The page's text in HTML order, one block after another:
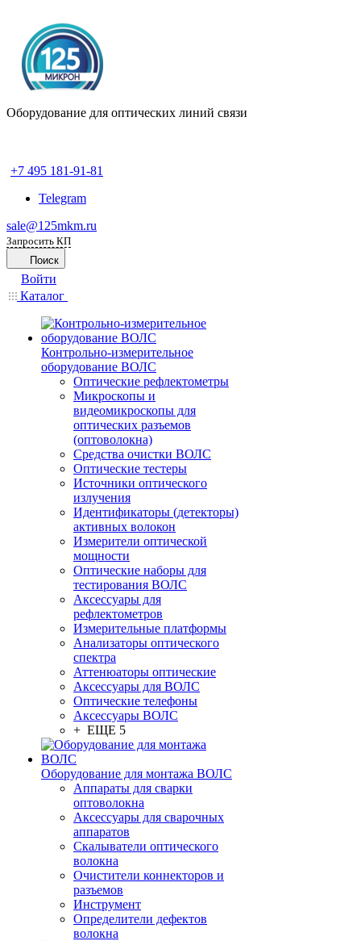
Оборудование для оптических линий связи
+7 495 181-91-81
Telegram
sale@125mkm.ru
Запросить КП
Поиск
Войти
Каталог
Контрольно-измерительное
оборудование ВОЛС
Оптические рефлектометры
Микроскопы и
видеомикроскопы для
оптических разъемов
(оптоволокна)
Средства очистки ВОЛС
Оптические тестеры
Источники оптического
излучения
Идентификаторы (детекторы)
активных волокон
Измерители оптической
мощности
Оптические наборы для
тестирования ВОЛС
Аксессуары для
рефлектометров
Измерительные платформы
Анализаторы оптического
спектра
Аттенюаторы оптические
Аксессуары для ВОЛС
Оптические телефоны
Аксессуары ВОЛС
+ ЕЩЕ 5
Оборудование для монтажа ВОЛС
Аппараты для сварки
оптоволокна
Аксессуары для сварочных
аппаратов
Скалыватели оптического
волокна
Очистители коннекторов и
разъемов
Инструмент
Определители дефектов
волокна